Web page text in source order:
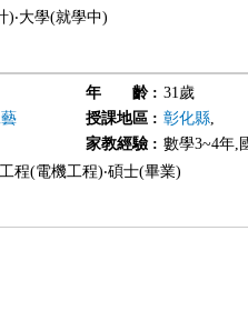
)‧大學(就學中)
年 齡: 31歲
授課地區: 彰化縣,
家教經驗: 數學3~4年,
程(電機工程)‧碩士(畢業)